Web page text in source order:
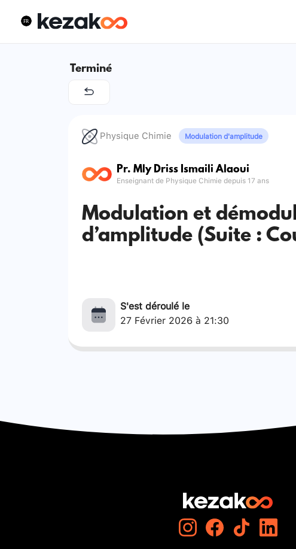
Terminé
Physique Chimie Modulation d'amplitude
Pr. Mly Driss Ismaili Alaoui
Enseignant de Physique Chimie depuis 17 ans
Modulation et
d’amplitude (Suite :
S'est déroulé le
27 Février 2026 à 21:30